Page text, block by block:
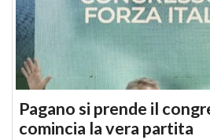
Pagano si prende il
comincia la vera partita